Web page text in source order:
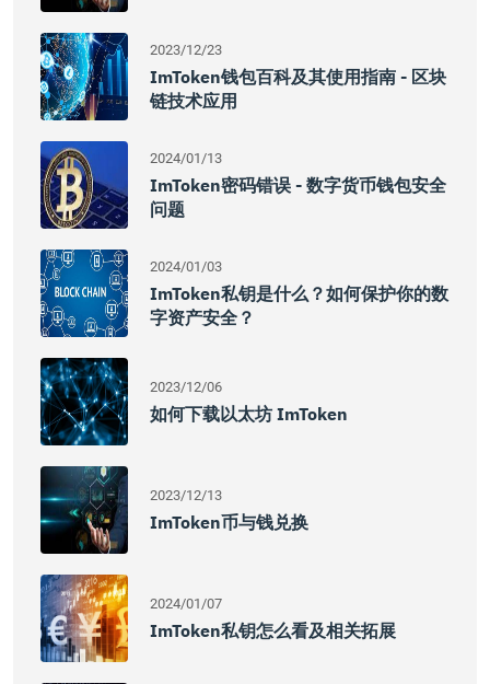
2023/12/23
ImToken钱包百科及其使用指南 - 区块
链技术应用
2024/01/13
ImToken密码错误 - 数字货币钱包安全
问题
2024/01/03
ImToken私钥是什么？如何保护你的数
字资产安全？
2023/12/06
如何下载以太坊 ImToken
2023/12/13
ImToken币与钱兑换
2024/01/07
ImToken私钥怎么看及相关拓展